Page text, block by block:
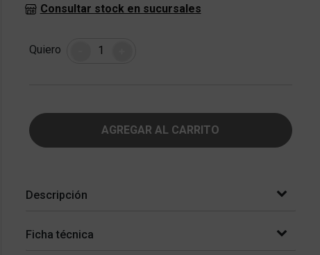
Consultar stock en sucursales
Quiero Cantidad
AGREGAR AL CARRITO
Descripción
Ficha técnica